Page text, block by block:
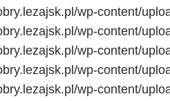
wp-content/
wp-content/
wp-content/
wp-content/
wp-content/